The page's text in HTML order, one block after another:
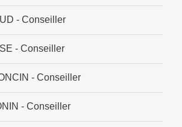
- Conseiller
- Conseiller
- Conseiller
- Conseiller